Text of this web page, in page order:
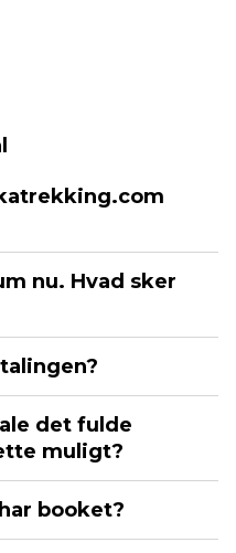
nu. Hvad sker
det fulde
muligt?
booket?